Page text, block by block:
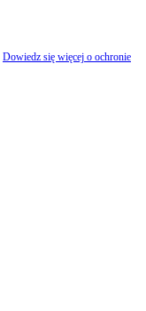
Dowiedz się więcej o ochronie